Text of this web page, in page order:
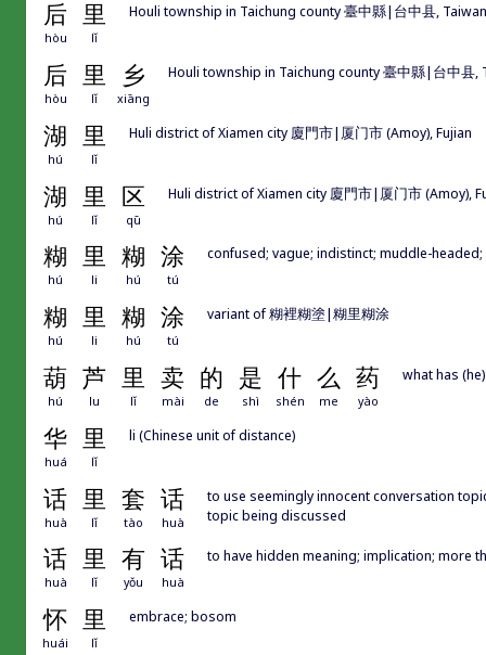
后 里
hòu lǐ
Houli township in Taichung county 臺中縣|台中县, Taiwan
后 里 乡
hòu lǐ xiāng
Houli township in Taichung county 臺中縣|台中县,
湖 里
hú lǐ
Huli district of Xiamen city 廈門市|厦门市 (Amoy), Fujian
湖 里 区
hú lǐ qū
Huli district of Xiamen city 廈門市|厦门市 (Amoy),
糊 里 糊 涂
hú li hú tú
confused; vague; indistinct; muddle-
糊 里 糊 涂
hú li hú tú
variant of 糊裡糊塗|糊里糊涂
葫 芦 里 卖 的 是 什 么 药
hú lu lǐ mài de shì shén me yào
what has
华 里
huá lǐ
li (Chinese unit of distance)
话 里 套 话
huà lǐ tào huà
to use seemingly innocent conversation
topic being discussed
话 里 有 话
huà lǐ yǒu huà
to have hidden meaning; implication; more
怀 里
huái lǐ
embrace; bosom